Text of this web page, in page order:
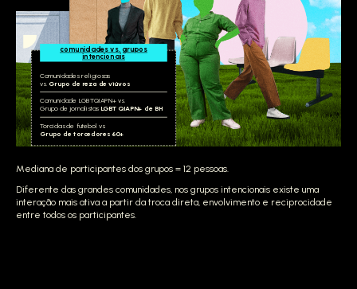
Mediana de participantes dos grupos = 12 pessoas.
Diferente das grandes comunidades, nos grupos intencionais existe uma
interação mais ativa a partir da troca direta, envolvimento e reciprocidade
entre todos os participantes.
comunidades vs. grupos
intencionais
Comunidades religiosas
vs. Grupo de reza de viúvos
Comunidade LGBTQIAPN+ vs.
Grupo de jornalistas LGBTQIAPN+ de BH
Torcidas de futebol vs.
Grupo de torcedores 60+